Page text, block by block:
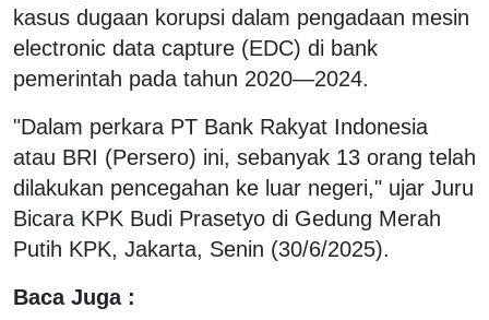
kasus dugaan korupsi dalam pengadaan mesin
electronic data capture (EDC) di bank
pemerintah pada tahun 2020—2024.
"Dalam perkara PT Bank Rakyat Indonesia
atau BRI (Persero) ini, sebanyak 13 orang telah
dilakukan pencegahan ke luar negeri," ujar Juru
Bicara KPK Budi Prasetyo di Gedung Merah
Putih KPK, Jakarta, Senin (30/6/2025).
Baca Juga :